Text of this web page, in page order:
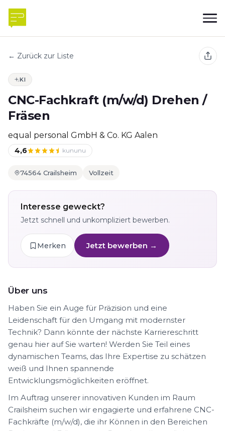
← Zurück zur Liste
KI
CNC-Fachkraft (m/w/d) Drehen /
Fräsen
equal personal GmbH & Co. KG Aalen
4,6 kununu
74564 Crailsheim Vollzeit
Interesse geweckt?
Jetzt schnell und unkompliziert bewerben.
Merken Jetzt bewerben →
Über uns
Haben Sie ein Auge für Präzision und eine
Leidenschaft für den Umgang mit modernster
Technik? Dann könnte der nächste Karriereschritt
genau hier auf Sie warten! Werden Sie Teil eines
dynamischen Teams, das Ihre Expertise zu schätzen
weiß und Ihnen spannende
Entwicklungsmöglichkeiten eröffnet.
Im Auftrag unserer innovativen Kunden im Raum
Crailsheim suchen wir engagierte und erfahrene CNC-
Fachkräfte (m/w/d), die ihr Können in den Bereichen